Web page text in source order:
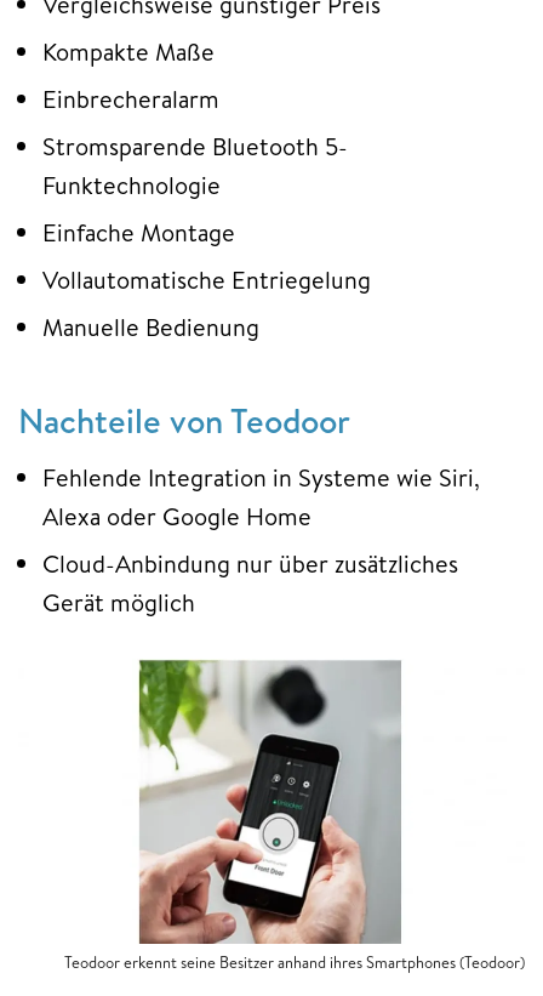
Kompakte Maße
Einbrecheralarm
Stromsparende Bluetooth 5-
Funktechnologie
Einfache Montage
Vollautomatische Entriegelung
Manuelle Bedienung
Nachteile von Teodoor
Fehlende Integration in Systeme wie Siri,
Alexa oder Google Home
Cloud-Anbindung nur über zusätzliches
Gerät möglich
Teodoor erkennt seine Besitzer anhand ihres Smartphones (Teodoor)